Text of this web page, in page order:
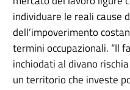
individuare le reali cause
dell’impoverimento
termini occupazionali. “Il
inchiodati al divano
un territorio che investe